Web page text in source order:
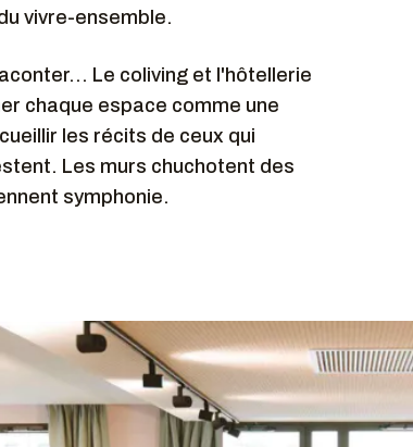
vivre-ensemble.
Le coliving et l'hôtellerie
chaque espace comme une
les récits de ceux qui
Les murs chuchotent des
symphonie.